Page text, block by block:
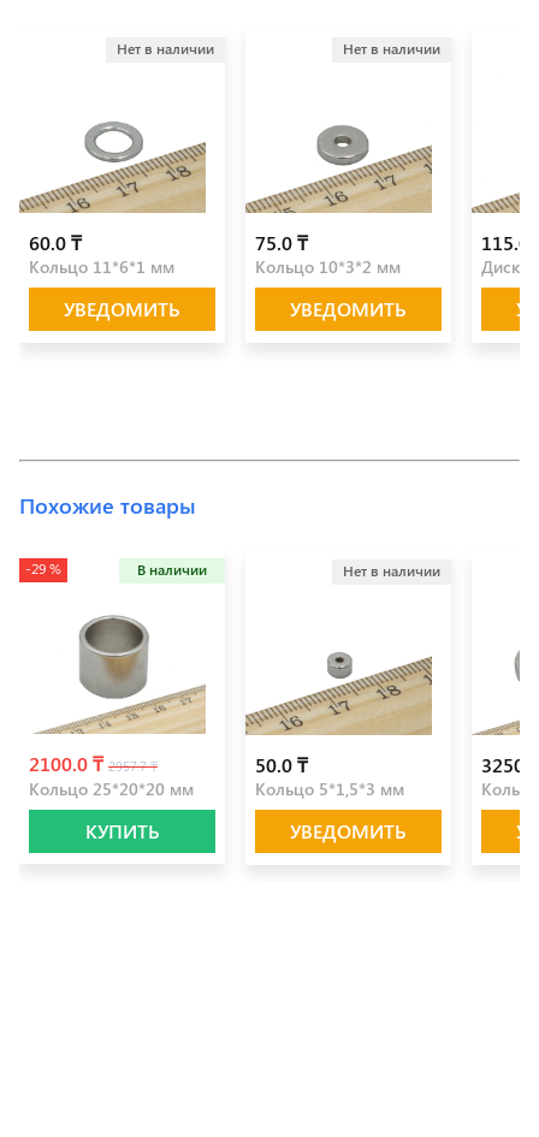
Нет в наличии
60.0 ₸
Кольцо 11*6*1 мм
УВЕДОМИТЬ
Нет в наличии
75.0 ₸
Кольцо 10*3*2 мм
УВЕДОМИТЬ
115.0
Диск
Похожие товары
-29 % В наличии
2100.0 ₸ 2957.7 ₸
Кольцо 25*20*20 мм
КУПИТЬ
Нет в наличии
50.0 ₸
Кольцо 5*1,5*3 мм
УВЕДОМИТЬ